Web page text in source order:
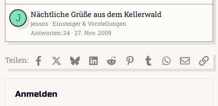
J Nächtliche Grüße aus dem Kellerwald
jensos Einsteiger & Vorstellungen
Antworten 24 27. Nov. 2009
Teilen: FacebookX (Twitter)
BlueskyLinkedIn
Reddit PinterestTumblr WhatsApp
E-Mail
Anmelden